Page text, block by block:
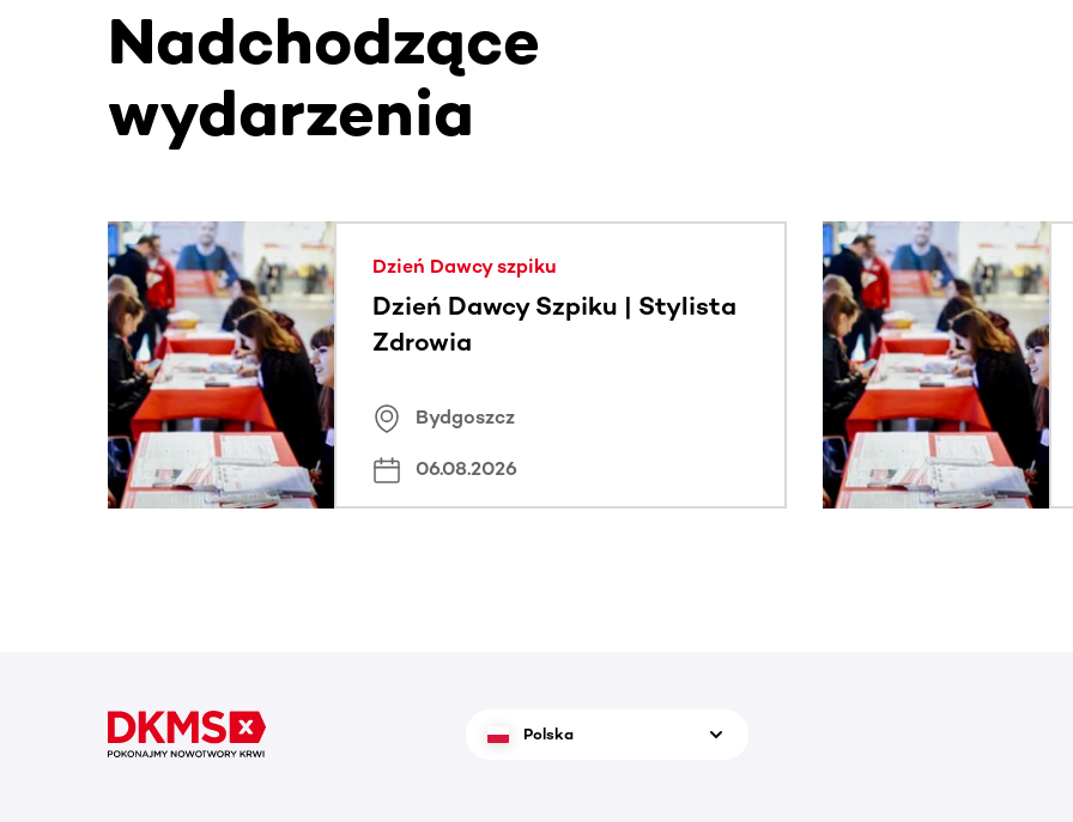
Nadchodzące
wydarzenia
Ta sekcja zawiera treści przewijane w poziomie. Użyj klawisza Tab lub przesuń palcem, aby zobaczyć
Dzień Dawcy szpiku
Dzień Dawcy Szpiku | Stylista
Zdrowia
Bydgoszcz
06.08.2026
Polska